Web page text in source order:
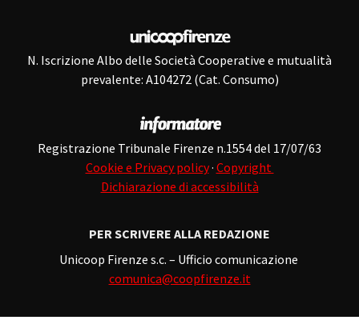
N. Iscrizione Albo delle Società Cooperative e mutualità
prevalente: A104272 (Cat. Consumo)
Registrazione Tribunale Firenze n.1554 del 17/07/63
Cookie e Privacy policy· Copyright
Dichiarazione di accessibilità
PER SCRIVERE ALLA REDAZIONE
Unicoop Firenze s.c. – Ufficio comunicazione
comunica@coopfirenze.it